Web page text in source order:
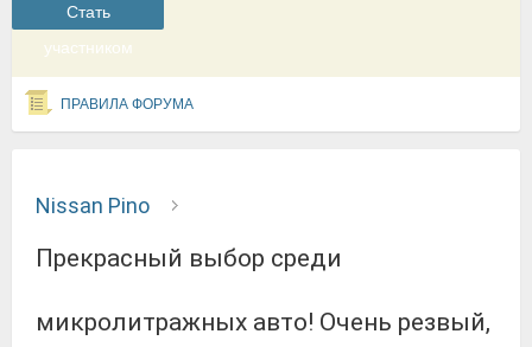
Cтать
участником
ПРАВИЛА ФОРУМА
Nissan Pino
Прекрасный выбор среди
микролитражных авто! Очень резвый,